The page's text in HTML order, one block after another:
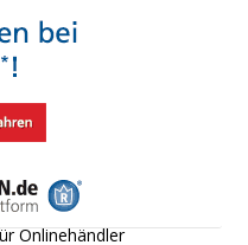
Onlinehändler